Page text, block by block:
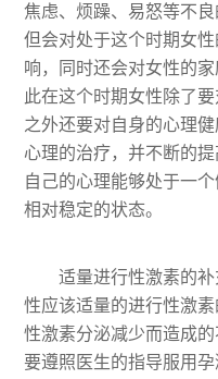
焦虑、烦躁、易怒等不
但会对处于这个时期女
响，同时还会对女性的
此在这个时期女性除了
之外还要对自身的心理
心理的治疗，并不断的
自己的心理能够处于一
相对稳定的状态。
适量进行性激素的
性应该适量的进行性激
性激素分泌减少而造成
要遵照医生的指导服用